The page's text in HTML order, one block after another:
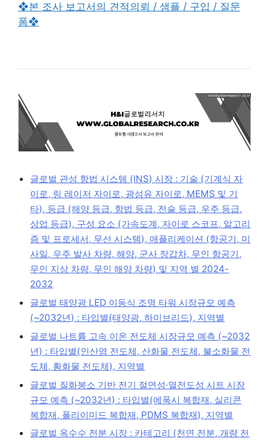
❖본 조사 보고서의 견적의뢰 / 샘플 / 구입 / 질문
폼❖
글로벌 관성 항법 시스템 (INS) 시장 : 기술 (기계식 자
이로, 링 레이저 자이로, 광섬유 자이로, MEMS 및 기
타), 등급 (해양 등급, 항법 등급, 전술 등급, 우주 등급,
상업 등급), 구성 요소 (가속도계, 자이로 스코프, 알고리
즘 및 프로세서, 무선 시스템), 애플리케이션 (항공기, 미
사일, 우주 발사 차량, 해양, 군사 장갑차, 무인 항공기,
무인 지상 차량, 무인 해양 차량) 및 지역 별 2024-
2032
글로벌 태양광 LED 이동식 조명 타워 시장규모 예측
(~2032년) : 타입별(태양광, 하이브리드), 지역별
글로벌 나트륨 고속 이온 전도체 시장규모 예측 (~2032
년) : 타입별(인산염 전도체, 산화물 전도체, 불소화물 전
도체, 황화물 전도체), 지역별
글로벌 질화붕소 기반 전기 절연성·열전도성 시트 시장
규모 예측 (~2032년) : 타입별(에폭시 복합재, 실리콘
복합재, 폴리이미드 복합재, PDMS 복합재), 지역별
글로벌 옥수수 전분 시장 : 카테고리 (천연 전분, 개량 전